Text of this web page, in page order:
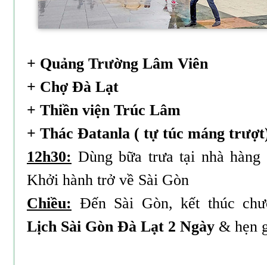
+ Quảng Trường Lâm Viên
+ Chợ Đà Lạt
+ Thiền viện Trúc Lâm
+ Thác Đatanla ( tự túc máng
12h30: Dùng bữa trưa tại nhà
Khởi hành trở về Sài Gòn
Chiều: Đến Sài Gòn, kết thúc
Lịch Sài Gòn Đà Lạt 2 Ngày & hẹn